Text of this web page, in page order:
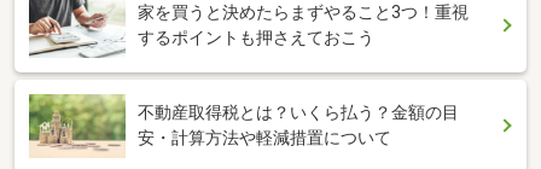
家を買うと決めたらまずやること3つ！重視
するポイントも押さえておこう
不動産取得税とは？いくら払う？金額の目
安・計算方法や軽減措置について